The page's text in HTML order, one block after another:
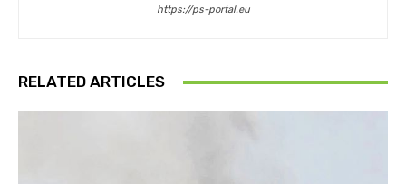
https://ps-portal.eu
RELATED ARTICLES